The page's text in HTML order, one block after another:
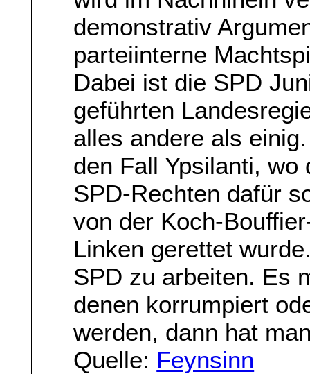
demonstrativ
parteiinterne
Dabei ist die SPD
geführten
alles andere als
den Fall Ypsilanti,
SPD-Rechten dafür
von der Koch-
Linken gerettet
SPD zu arbeiten. Es
denen korrumpiert
werden, dann hat
Quelle: Feynsinn